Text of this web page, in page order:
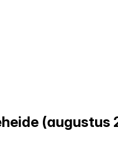
(augustus